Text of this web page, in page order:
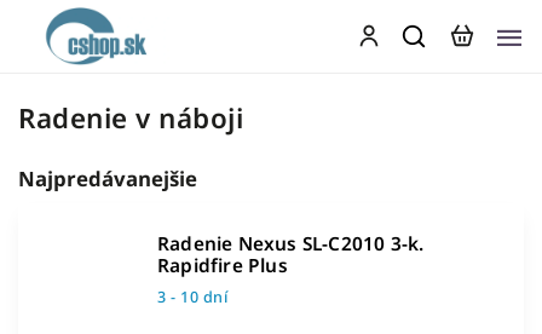
Radenie v náboji
Najpredávanejšie
Radenie Nexus SL-C2010 3-k.
Rapidfire Plus
3 - 10 dní